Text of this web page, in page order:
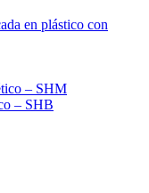
en plástico con
– SHM
– SHB